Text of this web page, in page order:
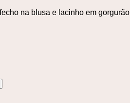
na blusa e lacinho em gorgurão